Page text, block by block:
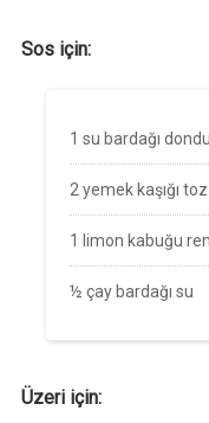
Sos için:
1 su bardağı
2 yemek kaşığı
1 limon kabuğu
½ çay bardağı su
Üzeri için: